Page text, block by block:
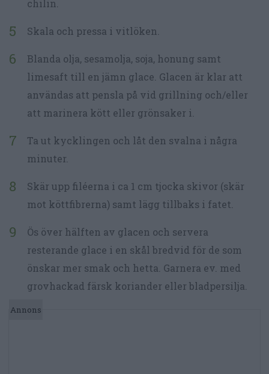
chilin.
Skala och pressa i vitlöken.
Blanda olja, sesamolja, soja, honung samt
limesaft till en jämn glace. Glacen är klar att
användas att pensla på vid grillning och/eller
att marinera kött eller grönsaker i.
Ta ut kycklingen och låt den svalna i några
minuter.
Skär upp filéerna i ca 1 cm tjocka skivor (skär
mot köttfibrerna) samt lägg tillbaks i fatet.
Ös över hälften av glacen och servera
resterande glace i en skål bredvid för de som
önskar mer smak och hetta. Garnera ev. med
grovhackad färsk koriander eller bladpersilja.